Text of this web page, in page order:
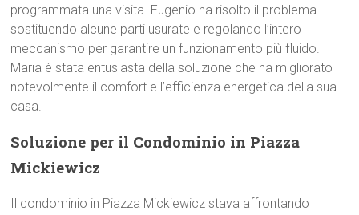
programmata una visita. Eugenio ha risolto il problema
sostituendo alcune parti usurate e regolando l’intero
meccanismo per garantire un funzionamento più fluido.
Maria è stata entusiasta della soluzione che ha migliorato
notevolmente il comfort e l’efficienza energetica della sua
casa.
Soluzione per il Condominio in Piazza
Mickiewicz
Il condominio in Piazza Mickiewicz stava affrontando